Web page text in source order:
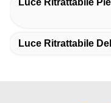
Luce Ritrattabile